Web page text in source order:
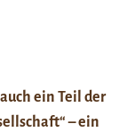
ein Teil der
– ein